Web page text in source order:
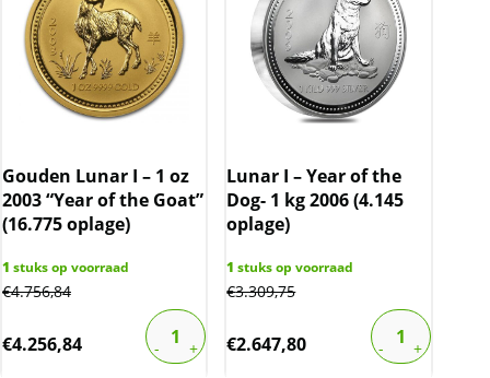
over de marge die wij behalen op dit product.
De btw mag hierdoor door ons niet op de
factuur vermeld worden. De prijs op de
website is inclusief btw.
Gouden Lunar I – 1 oz
2003 “Year of the Goat”
(16.775 oplage)
1 stuks op voorraad
€4.756,84
€4.256,84
Lunar I – Year of the
Dog- 1 kg 2006 (4.145
oplage)
1 stuks op voorraad
€3.309,75
€2.647,80